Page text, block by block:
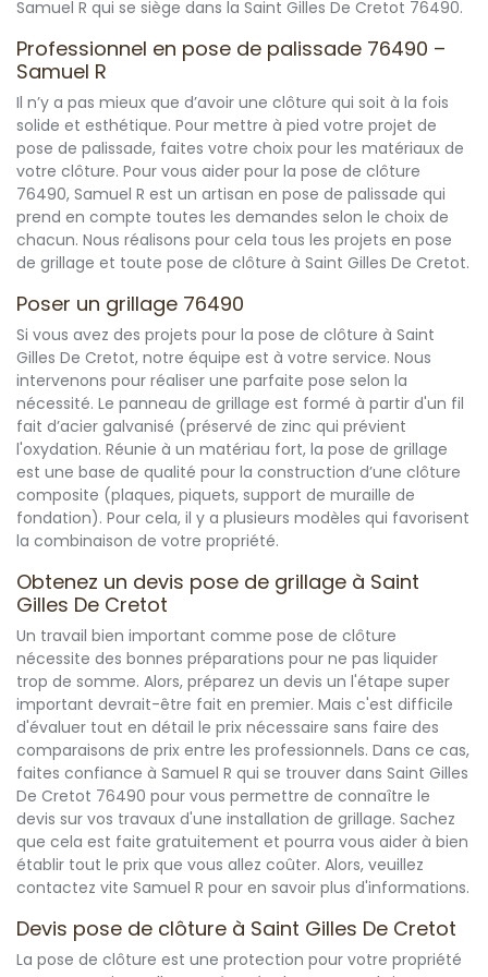
Samuel R qui se siège dans la Saint Gilles De Cretot 76490.
Professionnel en pose de palissade 76490 –
Samuel R
Il n’y a pas mieux que d’avoir une clôture qui soit à la fois
solide et esthétique. Pour mettre à pied votre projet de
pose de palissade, faites votre choix pour les matériaux de
votre clôture. Pour vous aider pour la pose de clôture
76490, Samuel R est un artisan en pose de palissade qui
prend en compte toutes les demandes selon le choix de
chacun. Nous réalisons pour cela tous les projets en pose
de grillage et toute pose de clôture à Saint Gilles De Cretot.
Poser un grillage 76490
Si vous avez des projets pour la pose de clôture à Saint
Gilles De Cretot, notre équipe est à votre service. Nous
intervenons pour réaliser une parfaite pose selon la
nécessité. Le panneau de grillage est formé à partir d'un fil
fait d’acier galvanisé (préservé de zinc qui prévient
l'oxydation. Réunie à un matériau fort, la pose de grillage
est une base de qualité pour la construction d’une clôture
composite (plaques, piquets, support de muraille de
fondation). Pour cela, il y a plusieurs modèles qui favorisent
la combinaison de votre propriété.
Obtenez un devis pose de grillage à Saint
Gilles De Cretot
Un travail bien important comme pose de clôture
nécessite des bonnes préparations pour ne pas liquider
trop de somme. Alors, préparez un devis un l'étape super
important devrait-être fait en premier. Mais c'est difficile
d'évaluer tout en détail le prix nécessaire sans faire des
comparaisons de prix entre les professionnels. Dans ce cas,
faites confiance à Samuel R qui se trouver dans Saint Gilles
De Cretot 76490 pour vous permettre de connaître le
devis sur vos travaux d'une installation de grillage. Sachez
que cela est faite gratuitement et pourra vous aider à bien
établir tout le prix que vous allez coûter. Alors, veuillez
contactez vite Samuel R pour en savoir plus d'informations.
Devis pose de clôture à Saint Gilles De Cretot
La pose de clôture est une protection pour votre propriété